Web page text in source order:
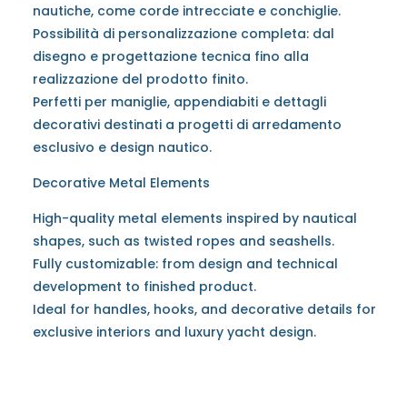
nautiche, come corde intrecciate e conchiglie.
Possibilità di personalizzazione completa: dal
disegno e progettazione tecnica fino alla
realizzazione del prodotto finito.
Perfetti per maniglie, appendiabiti e dettagli
decorativi destinati a progetti di arredamento
esclusivo e design nautico.
Decorative Metal Elements
High-quality metal elements inspired by nautical
shapes, such as twisted ropes and seashells.
Fully customizable: from design and technical
development to finished product.
Ideal for handles, hooks, and decorative details for
exclusive interiors and luxury yacht design.